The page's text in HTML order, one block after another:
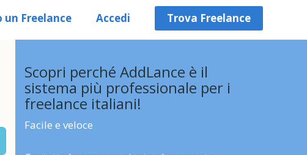
un Freelance Accedi Trova Freelance
Scopri perché AddLance è il
sistema più professionale per i
freelance italiani!
Facile e veloce